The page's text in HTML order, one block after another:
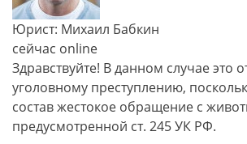
Юрист: Михаил Бабкин
сейчас online
Здравствуйте! В данном случае это
уголовному преступлению,
состав жестокое обращение с
предусмотренной ст. 245 УК РФ.